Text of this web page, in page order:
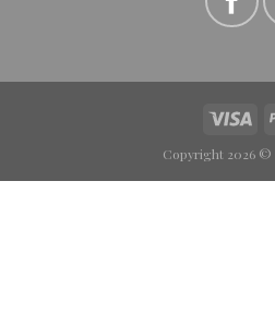
Copyright 2026 ©